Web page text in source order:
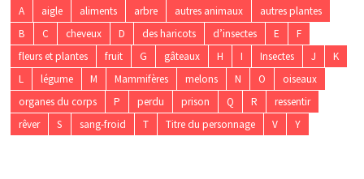
A aigle aliments arbre autres animaux
autres plantes
B
C cheveux D des haricots d’insectes E
F
fleurs et plantes
fruit G gâteaux H I Insectes J
K
L
légume M Mammifères melons N O
oiseaux
organes du corps
P perdu prison Q R
ressentir
rêver
S sang-froid T Titre du personnage V Y